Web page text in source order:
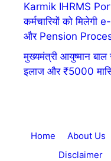
Karmik IHRMS
कर्मचारियों को
और Pension
मुख्यमंत्री आयुष्मान
इलाज और ₹5000
Home About Us
Disclaimer